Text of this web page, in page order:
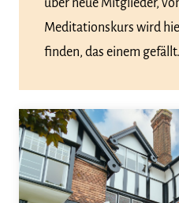
über neue Mitglieder,
Meditationskurs wird
finden, das einem gefällt.